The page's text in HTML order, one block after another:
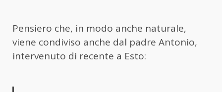
Pensiero che, in modo anche naturale,
viene condiviso anche dal padre Antonio,
intervenuto di recente a Esto: